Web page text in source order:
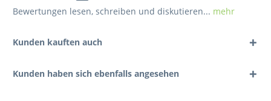
Bewertungen lesen, schreiben und diskutieren... mehr
Kunden kauften auch
Kunden haben sich ebenfalls angesehen